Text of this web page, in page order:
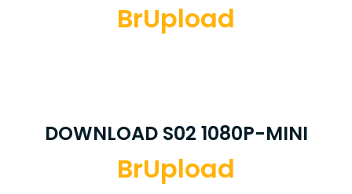
BrUpload
DOWNLOAD S02 1080P-MINI
BrUpload